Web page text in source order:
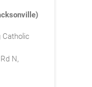
Catholic
N,